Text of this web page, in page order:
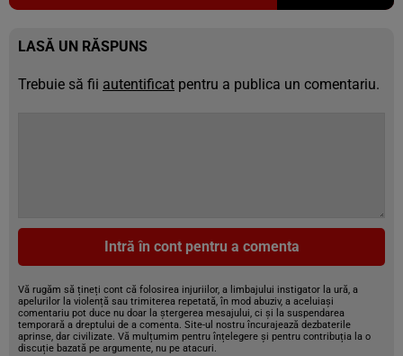
LASĂ UN RĂSPUNS
Trebuie să fii autentificat pentru a publica un comentariu.
Intră în cont pentru a comenta
Vă rugăm să țineți cont că folosirea injuriilor, a limbajului instigator la ură, a
apelurilor la violență sau trimiterea repetată, în mod abuziv, a aceluiași
comentariu pot duce nu doar la ștergerea mesajului, ci și la suspendarea
temporară a dreptului de a comenta. Site-ul nostru încurajează dezbaterile
aprinse, dar civilizate. Vă mulțumim pentru înțelegere și pentru contribuția la o
discuție bazată pe argumente, nu pe atacuri.